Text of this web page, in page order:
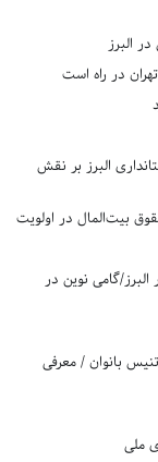
البرز
در راه است
البرز بر نقش
بیت‌المال در اولویت
گامی نوین در
بانوان / معرفی
ملی